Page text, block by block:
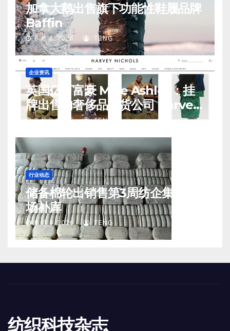
加拿大鹅出售旗下功能性鞋履品牌
Baffin
8 月 8, 2026 TENG
企业资讯
英国亿万富豪 Mike Ashley：挂
牌出售的奢侈品百货公司 Harvey
Nichols 正陷入“死亡螺旋”
8 月 8, 2026 TENG
行业动态
储备棉轮出销售第3周纺企集中入
场补库
8 月 8, 2026 TENG
纺织科技杂志